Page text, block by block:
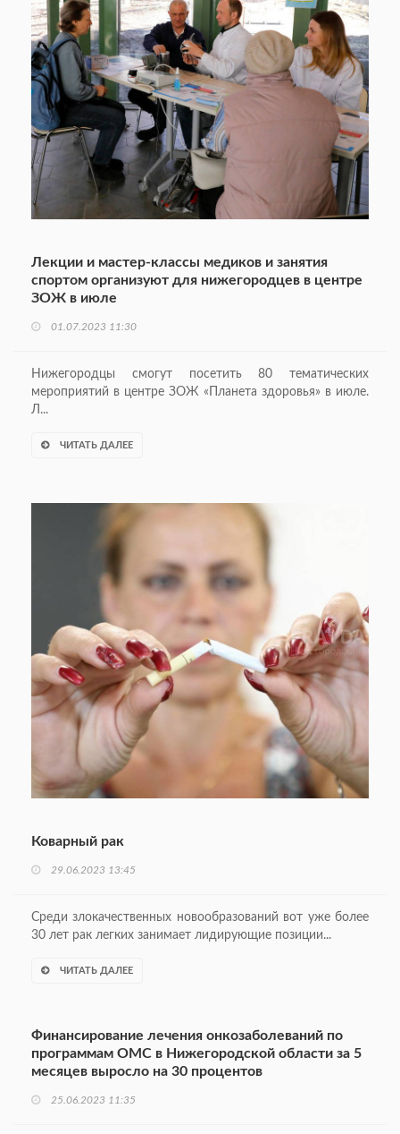
Лекции и мастер-классы медиков и занятия
спортом организуют для нижегородцев в центре
ЗОЖ в июле
01.07.2023 11:30
Нижегородцы смогут посетить 80 тематических
мероприятий в центре ЗОЖ «Планета здоровья» в июле.
Л...
ЧИТАТЬ ДАЛЕЕ
Коварный рак
29.06.2023 13:45
Среди злокачественных новообразований вот уже более
30 лет рак легких занимает лидирующие позиции...
ЧИТАТЬ ДАЛЕЕ
Финансирование лечения онкозаболеваний по
программам ОМС в Нижегородской области за 5
месяцев выросло на 30 процентов
25.06.2023 11:35